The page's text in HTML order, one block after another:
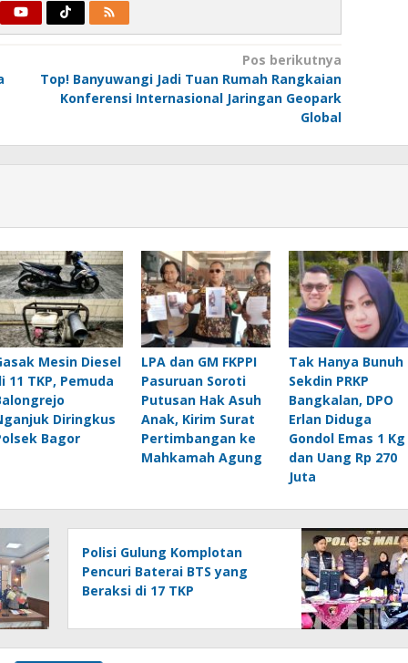
Pos berikutnya
Top! Banyuwangi Jadi Tuan Rumah Rangkaian
Konferensi Internasional Jaringan Geopark
Global
Mesin Diesel
11 TKP, Pemuda
Diringkus
Bagor
LPA dan GM FKPPI
Pasuruan Soroti
Putusan Hak Asuh
Anak, Kirim Surat
Pertimbangan ke
Mahkamah Agung
Tak Hanya Bunuh
Sekdin PRKP
Bangkalan, DPO
Erlan Diduga
Gondol Emas 1 Kg
dan Uang Rp 270
Juta
Polisi Gulung Komplotan
Pencuri Baterai BTS yang
Beraksi di 17 TKP